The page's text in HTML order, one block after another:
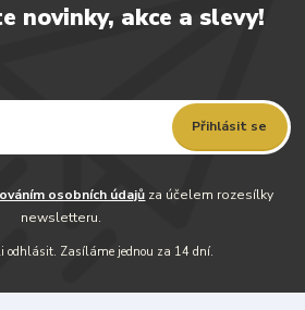
novinky, akce a slevy!
Přihlásit se
osobních údajů za účelem rozesílky
newsletteru.
odhlásit. Zasíláme jednou za 14 dní.